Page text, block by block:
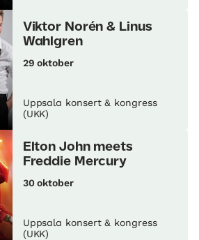
Viktor Norén & Linus
Wahlgren
29 oktober
Uppsala konsert & kongress
(UKK)
Elton John meets
Freddie Mercury
30 oktober
Uppsala konsert & kongress
(UKK)